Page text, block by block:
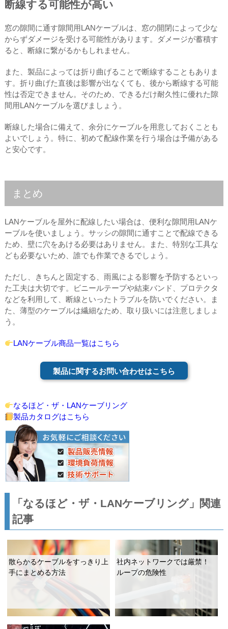
断線する可能性が高い
窓の隙間に通す隙間用LANケーブルは、窓の開閉によって少な
からずダメージを受ける可能性があります。ダメージが蓄積す
ると、断線に繋がるかもしれません。
また、製品によっては折り曲げることで断線することもありま
す。折り曲げた直後は影響が出なくても、後から断線する可能
性は否定できません。そのため、できるだけ耐久性に優れた隙
間用LANケーブルを選びましょう。
断線した場合に備えて、余分にケーブルを用意しておくことも
よいでしょう。特に、初めて配線作業を行う場合は予備がある
と安心です。
まとめ
LANケーブルを屋外に配線したい場合は、便利な隙間用LANケ
ーブルを使いましょう。サッシの隙間に通すことで配線できる
ため、壁に穴をあける必要はありません。また、特別な工具な
ども必要ないため、誰でも作業できるでしょう。
ただし、きちんと固定する、雨風による影響を予防するといっ
た工夫は大切です。ビニールテープや結束バンド、プロテクタ
などを利用して、断線といったトラブルを防いでください。ま
た、薄型のケーブルは繊細なため、取り扱いには注意しましょ
う。
LANケーブル商品一覧はこちら
製品に関するお問い合わせはこちら
なるほど・ザ・LANケーブリング
製品カタログはこちら
「なるほど・ザ・LANケーブリング」関連
記事
散らかるケーブルをすっきり上
手にまとめる方法
社内ネットワークでは厳禁！
ループの危険性